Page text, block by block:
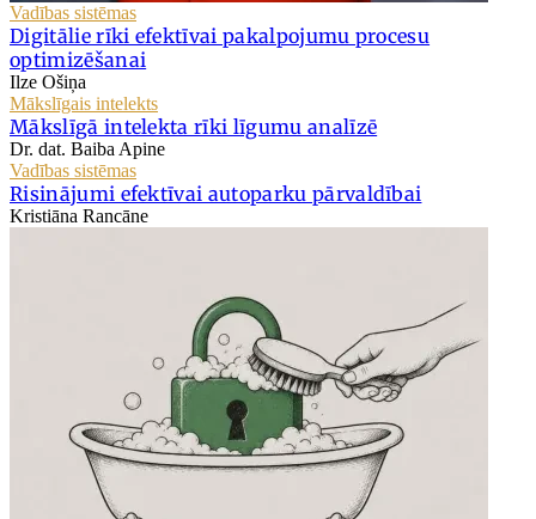
Vadības sistēmas
Digitālie rīki efektīvai pakalpojumu procesu
optimizēšanai
Ilze Ošiņa
Mākslīgais intelekts
Mākslīgā intelekta rīki līgumu analīzē
Dr. dat. Baiba Apine
Vadības sistēmas
Risinājumi efektīvai autoparku pārvaldībai
Kristiāna Rancāne